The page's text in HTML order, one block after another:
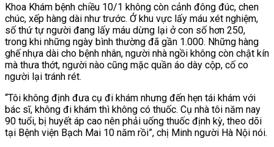
Khoa Khám bệnh chiều 10/1 không còn cảnh đông đúc, chen
chúc, xếp hàng dài như trước. Ở khu vực lấy máu xét nghiệm,
số thứ tự người đang lấy máu dừng lại ở con số hơn 250,
trong khi những ngày bình thường đã gần 1.000. Những hàng
ghế nhựa dài cho bệnh nhân, người nhà ngồi không còn chật kín
mà thưa thớt, người nào cũng mặc quần áo dày cộp, cố co
người lại tránh rét.
“Tôi không định đưa cụ đi khám nhưng đến hẹn tái khám với
bác sĩ, không đi khám thì không có thuốc. Cụ nhà tôi năm nay
90 tuổi, bị huyết áp cao nên phải uống thuốc định kỳ, theo dõi
tại Bệnh viện Bạch Mai 10 năm rồi”, chị Minh người Hà Nội nói.